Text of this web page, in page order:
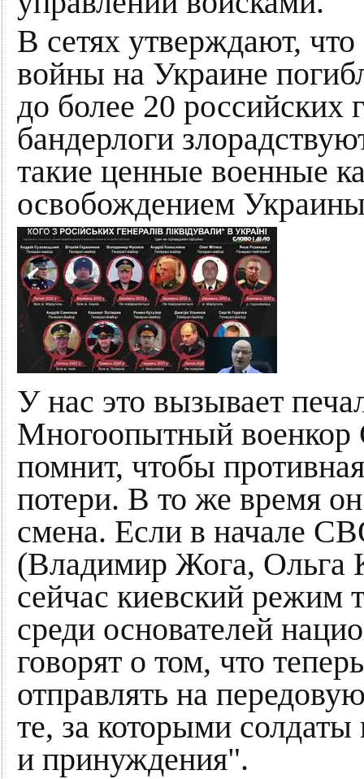
В сетях утверждают,
войны на Украине
до более 20 российских
бандерлоги
такие ценные военные
освобождением
У нас это вызывает
Многоопытный военкор
помнит, чтобы
потери. В то же время
смена. Если в начале
(Владимир Жога, Ольга
сейчас киевский режим
среди основателей
говорят о том, что
отправлять на
те, за которыми
и принуждения".